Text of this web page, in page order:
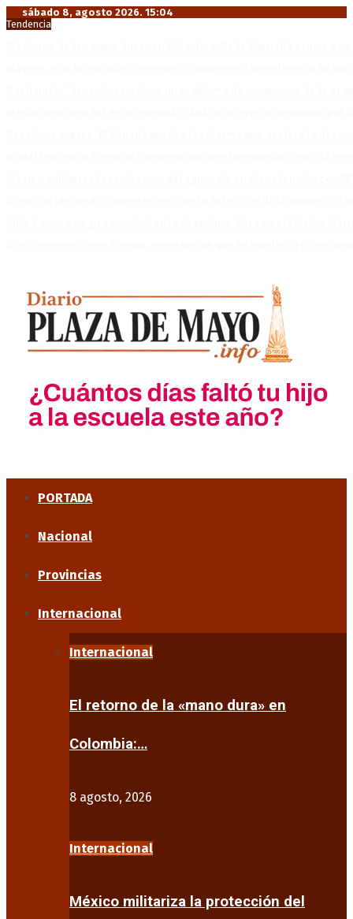
sábado 8, agosto 2026. 15:04
Tendencia
PORTADA
Nacional
Provincias
Internacional
Internacional
El retorno de la «mano dura» en
Colombia:…
8 agosto, 2026
Internacional
México militariza la protección del